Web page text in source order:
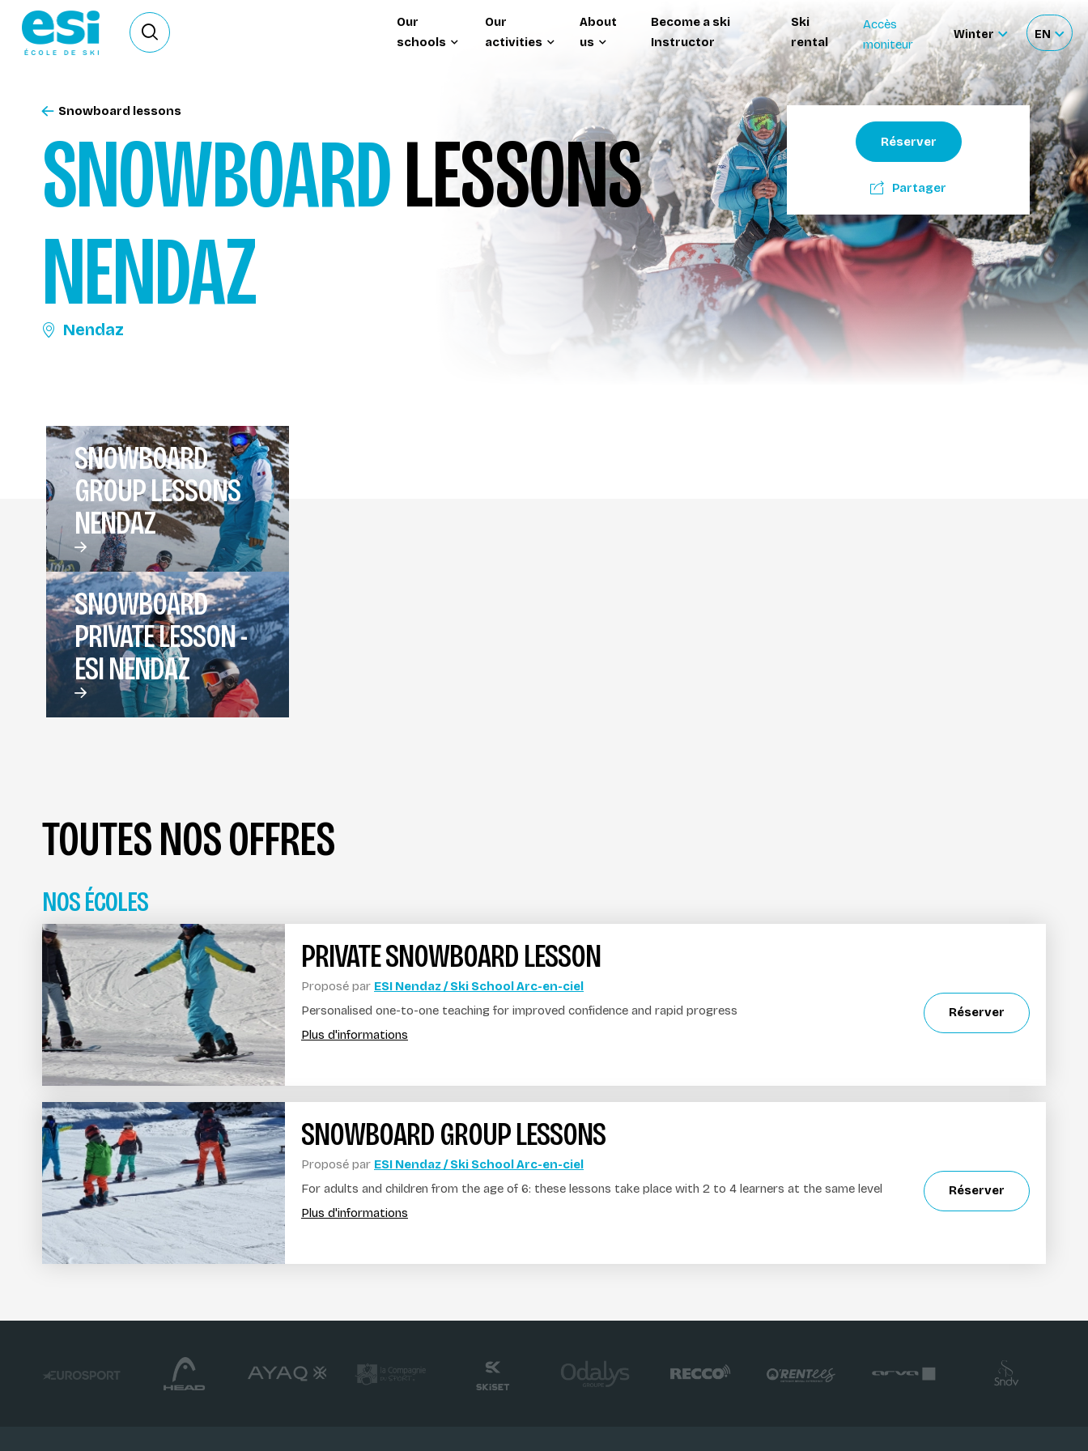
Ouvrir le formulaire de recherche
Our
schools
Our
activities
About
us
Become a ski
Instructor
Ski
rental
Accès
moniteur
Winter
Sélectionnez
le
site
EN
votre
langue
SNOWBOARDLESSONS
NENDAZ
Nendaz
Snowboard lessons
Réserver
Partager
SNOWBOARD
GROUP LESSONS
NENDAZ
SNOWBOARD
PRIVATE LESSON -
ESI NENDAZ
TOUTES NOS OFFRES
NOS ÉCOLES
PRIVATE SNOWBOARD LESSON
Proposé par ESI Nendaz / Ski School Arc-en-ciel
Réserver
Personalised one-to-one teaching for improved confidence and rapid progress
Plus d'informations
SNOWBOARD GROUP LESSONS
Proposé par ESI Nendaz / Ski School Arc-en-ciel
Réserver
For adults and children from the age of 6: these lessons take place with 2 to 4 learners at the same level
Plus d'informations